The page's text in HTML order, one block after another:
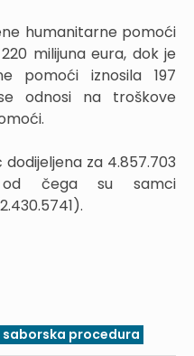
humanitarne pomoći
milijuna eura, dok je
pomoći iznosila 197
odnosi na troškove
za 4.857.703
od čega su samci
saborska procedura